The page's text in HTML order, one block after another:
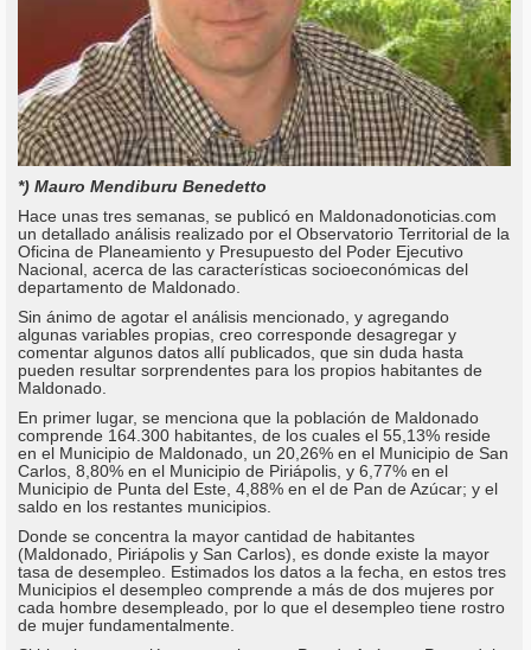
*) Mauro Mendiburu Benedetto
Hace unas tres semanas, se publicó en Maldonadonoticias.com
un detallado análisis realizado por el Observatorio Territorial de la
Oficina de Planeamiento y Presupuesto del Poder Ejecutivo
Nacional, acerca de las características socioeconómicas del
departamento de Maldonado.
Sin ánimo de agotar el análisis mencionado, y agregando
algunas variables propias, creo corresponde desagregar y
comentar algunos datos allí publicados, que sin duda hasta
pueden resultar sorprendentes para los propios habitantes de
Maldonado.
En primer lugar, se menciona que la población de Maldonado
comprende 164.300 habitantes, de los cuales el 55,13% reside
en el Municipio de Maldonado, un 20,26% en el Municipio de San
Carlos, 8,80% en el Municipio de Piriápolis, y 6,77% en el
Municipio de Punta del Este, 4,88% en el de Pan de Azúcar; y el
saldo en los restantes municipios.
Donde se concentra la mayor cantidad de habitantes
(Maldonado, Piriápolis y San Carlos), es donde existe la mayor
tasa de desempleo. Estimados los datos a la fecha, en estos tres
Municipios el desempleo comprende a más de dos mujeres por
cada hombre desempleado, por lo que el desempleo tiene rostro
de mujer fundamentalmente.